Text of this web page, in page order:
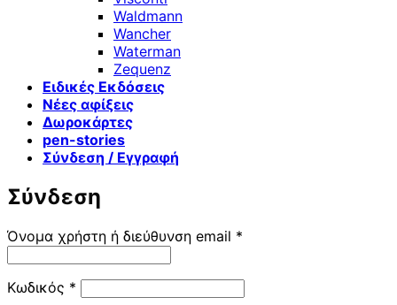
Waldmann
Wancher
Waterman
Zequenz
Ειδικές Εκδόσεις
Νέες αφίξεις
Δωροκάρτες
pen-stories
Σύνδεση / Εγγραφή
Σύνδεση
Όνομα χρήστη ή διεύθυνση email *
Κωδικός * Απαιτείται